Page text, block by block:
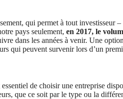
qui permet à tout investisseur
pays seulement, en 2017, le
dans les années à venir. Une
qui peuvent survenir lors d’un
de choisir une entreprise
que ce soit par le type ou la